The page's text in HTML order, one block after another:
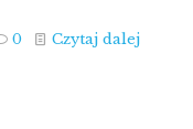
0 Czytaj dalej